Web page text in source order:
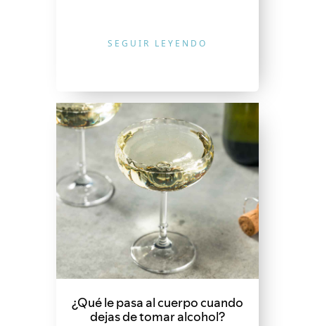
SEGUIR LEYENDO
¿Qué le pasa al cuerpo cuando
dejas de tomar alcohol?